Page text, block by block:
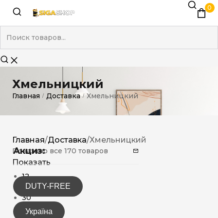
0
Хмельницкий
Главная / Доставка / Хмельницкий
Акциз:
DUTY-FREE
Україна
Главная/Доставка/Хмельницкий
Показано все 170 товаров
Показать
12
15
30